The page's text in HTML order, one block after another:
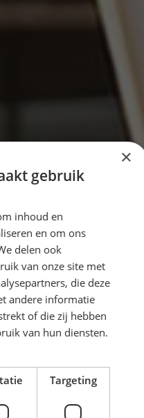
×
gebruik
inhoud en
en om ons
delen ook
van onze site met
die deze
andere informatie
of die zij hebben
van hun diensten.
Targeting